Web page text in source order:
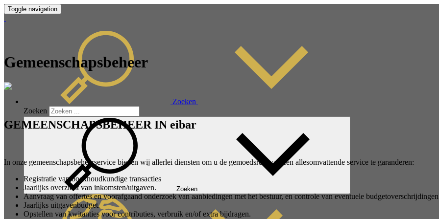
Toggle navigation
Zoeken
Zoeken
Zoeken
Gemeenschapsbeheer
GEMEENSCHAPSBEHEER IN eibar
In onze gemeenschapsbeheerservice bieden wij allerlei diensten om u de gemoedsrust van een allesomvattende service te garanderen:
Registratie van boekhoudkundige transacties
Jaarlijks overzicht van inkomsten/uitgaven.
Aanvraag van offertes en voorafgaand onderzoek van aanbiedingen met het bestuur, en controle van eventuele
Jaarlijks uitgavenbudget.
Opstellen van kwitanties voor contributies, verbruik en/of extra bijdragen.